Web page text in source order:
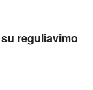
reguliavimo